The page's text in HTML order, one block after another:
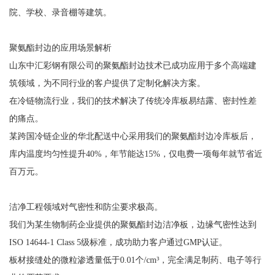
院、学校、录音棚等建筑。
聚氨酯封边的应用场景解析
山东中汇彩钢有限公司的聚氨酯封边技术已成功应用于多个高端建
筑领域，为不同行业的客户提供了定制化解决方案。
在冷链物流行业，我们的技术解决了传统冷库板易结露、密封性差
的痛点。
某跨国冷链企业的华北配送中心采用我们的聚氨酯封边冷库板后，
库内温度均匀性提升40%，年节能达15%，仅电费一项每年就节省近
百万元。
洁净工程领域对气密性和防尘要求极高。
我们为某生物制药企业提供的聚氨酯封边洁净板，边缘气密性达到
ISO 14644-1 Class 5级标准，成功助力客户通过GMP认证。
板材接缝处的微粒渗透量低于0.01个/cm³，完全满足制药、电子等行